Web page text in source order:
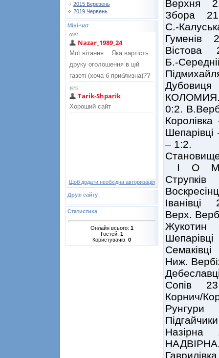
2015 Березень
2019 Червень
Міні-чат
Щоб додати необхідна авторизація
Друзі сайту
Статистика
Онлайн всього: 1
Гостей: 1
Користувачів: 0
Верхня
Збора
С.-
Гуменів
Б.-
КОЛОМИЯ.
0:2.
– 1:2.
І О
Верх.
Ниж.
Сопів
Корнич/
НАДВІРНА.